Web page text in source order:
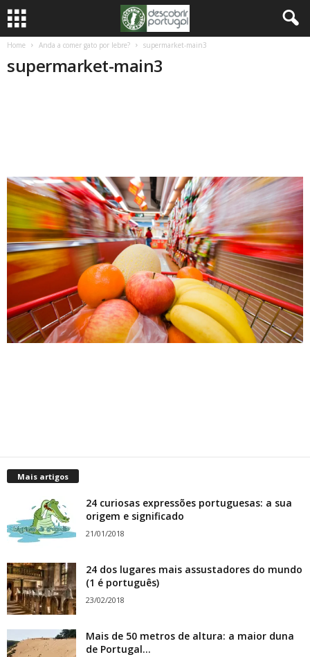
Home Anda a comer gato por lebre? supermarket-main3
supermarket-main3
Mais artigos
24 curiosas expressões portuguesas: a sua
origem e significado
21/01/2018
24 dos lugares mais assustadores do mundo
(1 é português)
23/02/2018
Mais de 50 metros de altura: a maior duna
de Portugal...